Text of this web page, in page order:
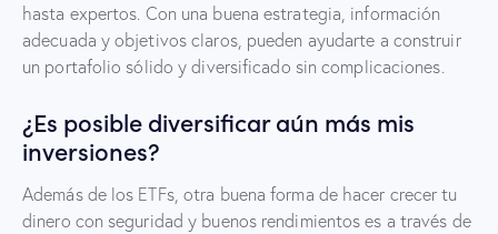
hasta expertos. Con una buena estrategia, información
adecuada y objetivos claros, pueden ayudarte a construir
un portafolio sólido y diversificado sin complicaciones.
¿Es posible diversificar aún más mis
inversiones?
Además de los ETFs, otra buena forma de hacer crecer tu
dinero con seguridad y buenos rendimientos es a través de